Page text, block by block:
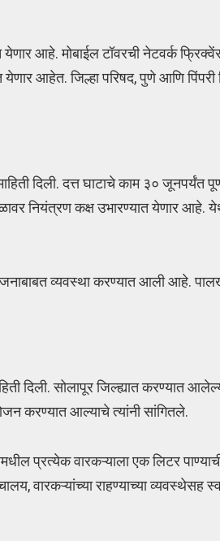
आहे. मोबाईल टॉवरची नेटवर्क
आहेत. जिल्हा परिषद, पुणे आणि
दिली. दत्त घाटाचे काम ३०
नियंत्रण कक्ष उभारण्यात येणार
व्यवस्था करण्यात आली आहे.
दिली. सोलापूर जिल्ह्यात
करण्यात आल्याचे त्यांनी सांगितले.
प्रत्येक वारकऱ्याला एक लिटर
वारकऱ्यांच्या राहण्याच्या व्यवस्थेसह